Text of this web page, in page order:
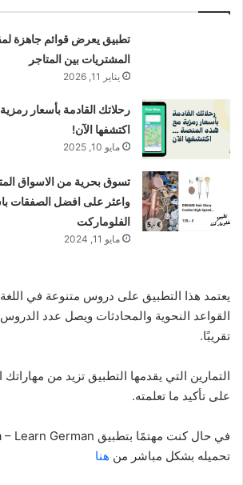
تطبيق يعرض قوائم جاهزة
المشتريات بين المتاجر
يناير 11, 2026
رحلاتك القادمة بأسعار
اكتشفها الآن!
مايو 10, 2025
تسوق بحرية من الاسواق
واعثر على افضل الصفقات
الفلوماركت
مايو 11, 2024
يعتمد هذا التطبيق على دروس متنوعة في اللغة
تقريبًا.
التمارين التي يقدمها التطبيق تزيد من مهاراتك
على تأكيد ما تعلمته.
تحميله بشكل مباشر من هنا